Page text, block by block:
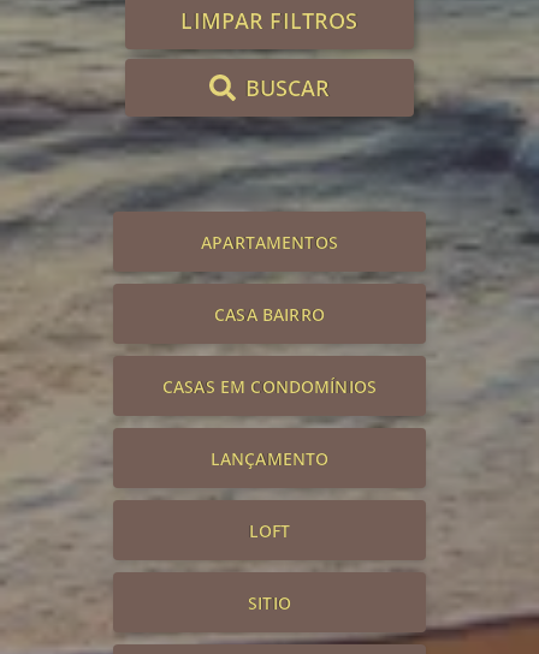
LIMPAR FILTROS
BUSCAR
APARTAMENTOS
CASA BAIRRO
CASAS EM CONDOMÍNIOS
LANÇAMENTO
LOFT
SITIO